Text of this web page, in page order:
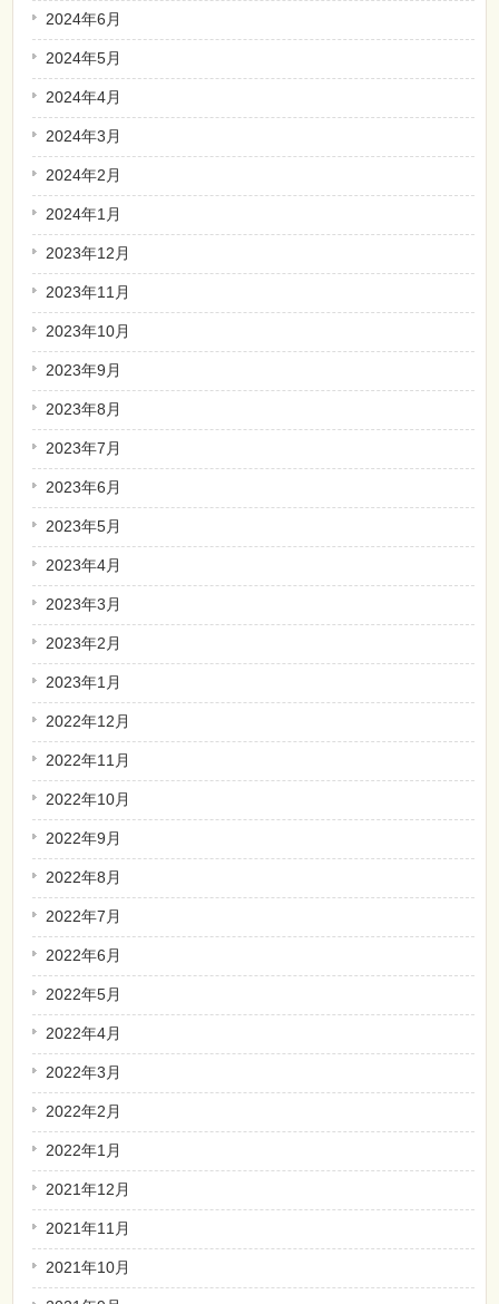
2024年6月
2024年5月
2024年4月
2024年3月
2024年2月
2024年1月
2023年12月
2023年11月
2023年10月
2023年9月
2023年8月
2023年7月
2023年6月
2023年5月
2023年4月
2023年3月
2023年2月
2023年1月
2022年12月
2022年11月
2022年10月
2022年9月
2022年8月
2022年7月
2022年6月
2022年5月
2022年4月
2022年3月
2022年2月
2022年1月
2021年12月
2021年11月
2021年10月